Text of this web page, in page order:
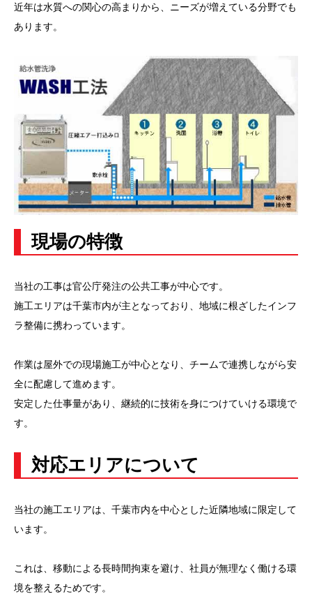
近年は水質への関心の高まりから、ニーズが増えている分野でも
あります。
現場の特徴
当社の工事は官公庁発注の公共工事が中心です。
施工エリアは千葉市内が主となっており、地域に根ざしたインフ
ラ整備に携わっています。
作業は屋外での現場施工が中心となり、チームで連携しながら安
全に配慮して進めます。
安定した仕事量があり、継続的に技術を身につけていける環境で
す。
対応エリアについて
当社の施工エリアは、千葉市内を中心とした近隣地域に限定して
います。
これは、移動による長時間拘束を避け、社員が無理なく働ける環
境を整えるためです。